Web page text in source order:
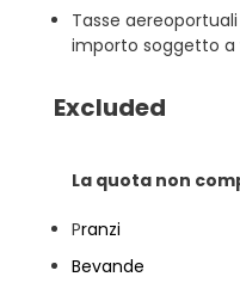
Tasse
importo soggetto a
Excluded
La quota non
Pranzi
Bevande